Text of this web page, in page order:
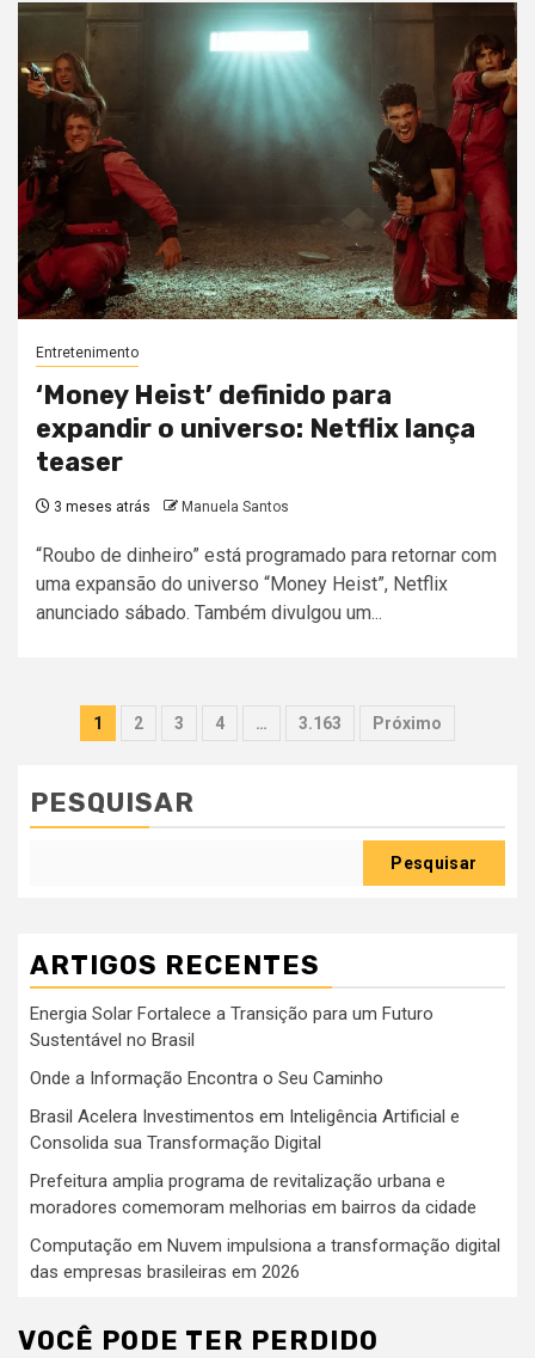
Entretenimento
‘Money Heist’ definido para
expandir o universo: Netflix lança
teaser
3 meses atrás Manuela Santos
“Roubo de dinheiro” está programado para retornar com
uma expansão do universo “Money Heist”, Netflix
anunciado sábado. Também divulgou um...
Paginação
conteúdos
1 2 3 4 … 3.163 Próximo
PESQUISAR
Pesquisar
ARTIGOS RECENTES
Energia Solar Fortalece a Transição para um Futuro
Sustentável no Brasil
Onde a Informação Encontra o Seu Caminho
Brasil Acelera Investimentos em Inteligência Artificial e
Consolida sua Transformação Digital
Prefeitura amplia programa de revitalização urbana e
moradores comemoram melhorias em bairros da cidade
Computação em Nuvem impulsiona a transformação digital
das empresas brasileiras em 2026
VOCÊ PODE TER PERDIDO